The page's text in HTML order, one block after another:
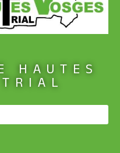
HAUTES